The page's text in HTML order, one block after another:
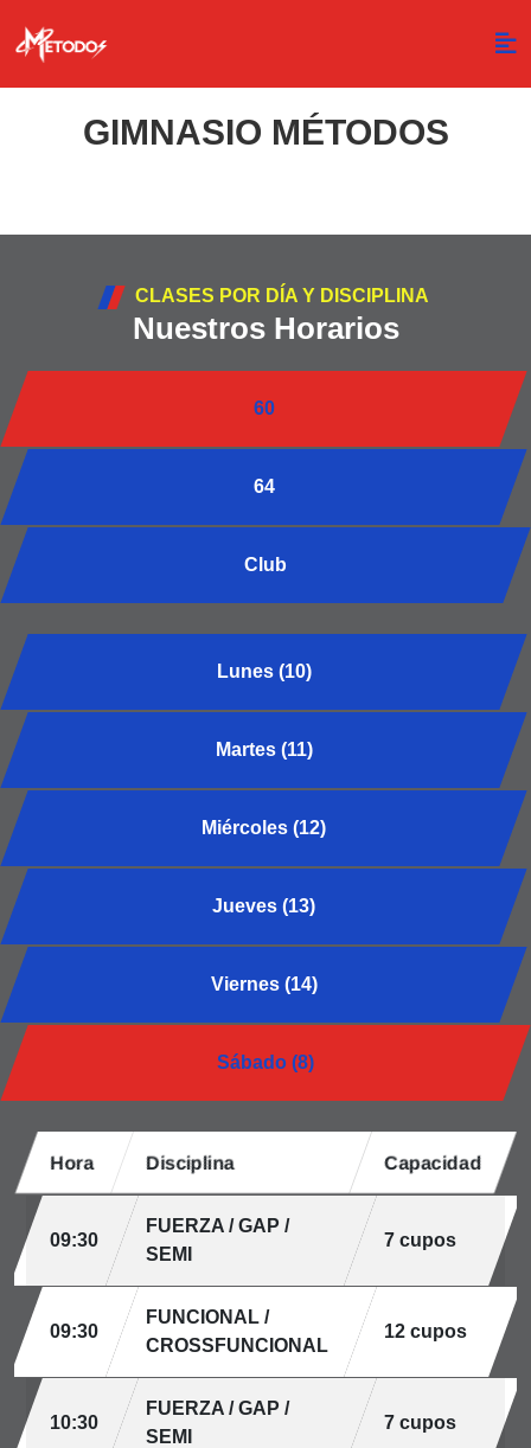
GIMNASIO MÉTODOS
CLASES POR DÍA Y DISCIPLINA
Nuestros Horarios
60
64
Club
Lunes (10)
Martes (11)
Miércoles (12)
Jueves (13)
Viernes (14)
Sábado (8)
Hora Disciplina Capacidad
09:30
FUERZA / GAP /
SEMI
7 cupos
09:30
FUNCIONAL /
CROSSFUNCIONAL
12 cupos
10:30
FUERZA / GAP /
SEMI
7 cupos